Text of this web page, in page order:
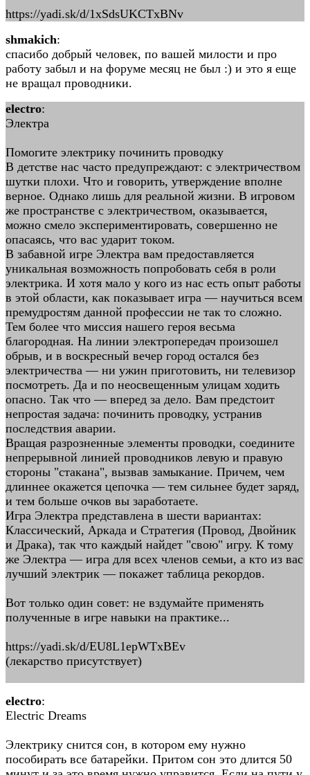
https://yadi.sk/d/1xSdsUKCTxBNv
shmakich:
спасибо добрый человек, по вашей милости и про
работу забыл и на форуме месяц не был :) и это я еще
не вращал проводники.
electro:
Электра
Помогите электрику починить проводку
В детстве нас часто предупреждают: с электричеством
шутки плохи. Что и говорить, утверждение вполне
верное. Однако лишь для реальной жизни. В игровом
же пространстве с электричеством, оказывается,
можно смело экспериментировать, совершенно не
опасаясь, что вас ударит током.
В забавной игре Электра вам предоставляется
уникальная возможность попробовать себя в роли
электрика. И хотя мало у кого из нас есть опыт работы
в этой области, как показывает игра — научиться всем
премудростям данной профессии не так то сложно.
Тем более что миссия нашего героя весьма
благородная. На линии электропередач произошел
обрыв, и в воскресный вечер город остался без
электричества — ни ужин приготовить, ни телевизор
посмотреть. Да и по неосвещенным улицам ходить
опасно. Так что — вперед за дело. Вам предстоит
непростая задача: починить проводку, устранив
последствия аварии.
Вращая разрозненные элементы проводки, соедините
непрерывной линией проводников левую и правую
стороны "стакана", вызвав замыкание. Причем, чем
длиннее окажется цепочка — тем сильнее будет заряд,
и тем больше очков вы заработаете.
Игра Электра представлена в шести вариантах:
Классический, Аркада и Стратегия (Провод, Двойник
и Драка), так что каждый найдет "свою" игру. К тому
же Электра — игра для всех членов семьи, а кто из вас
лучший электрик — покажет таблица рекордов.
Вот только один совет: не вздумайте применять
полученные в игре навыки на практике...
https://yadi.sk/d/EU8L1epWTxBEv
(лекарство присутствует)
electro:
Electric Dreams
Электрику снится сон, в котором ему нужно
пособирать все батарейки. Притом сон это длится 50